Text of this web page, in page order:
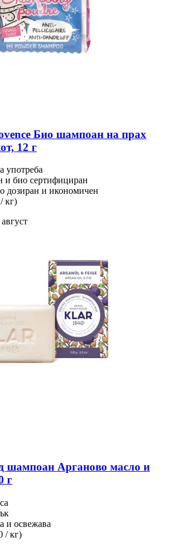
Био шампоан на прах
12 г
употреба
и био сертифициран
дозиран и икономичен
кг)
шампоан Арганово масло и
г
и освежава
/ кг)